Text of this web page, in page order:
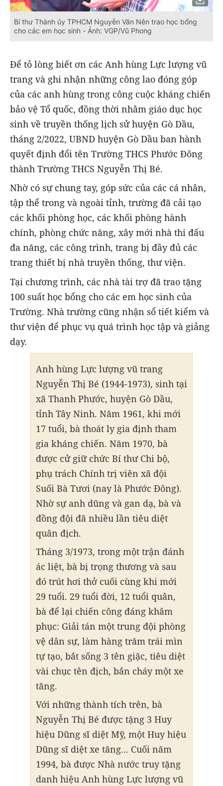
Bí thư Thành ủy TPHCM Nguyễn Văn Nên trao học bổng
cho các em học sinh - Ảnh: VGP/Vũ Phong
Để tỏ lòng biết ơn các Anh hùng Lực lượng vũ
trang và ghi nhận những công lao đóng góp
của các anh hùng trong công cuộc kháng chiến
bảo vệ Tổ quốc, đồng thời nhằm giáo dục học
sinh về truyền thống lịch sử huyện Gò Dầu,
tháng 2/2022, UBND huyện Gò Dầu ban hành
quyết định đổi tên Trường THCS Phước Đông
thành Trường THCS Nguyễn Thị Bé.
Nhờ có sự chung tay, góp sức của các cá nhân,
tập thể trong và ngoài tỉnh, trường đã cải tạo
các khối phòng học, các khối phòng hành
chính, phòng chức năng, xây mới nhà thi đấu
đa năng, các công trình, trang bị đầy đủ các
trang thiết bị nhà truyền thống, thư viện.
Tại chương trình, các nhà tài trợ đã trao tặng
100 suất học bổng cho các em học sinh của
Trường. Nhà trường cũng nhận sổ tiết kiểm và
thư viện để phục vụ quá trình học tập và giảng
dạy.
Anh hùng Lực lượng vũ trang
Nguyễn Thị Bé (1944-1973), sinh tại
xã Thanh Phước, huyện Gò Dầu,
tỉnh Tây Ninh. Năm 1961, khi mới
17 tuổi, bà thoát ly gia định tham
gia kháng chiến. Năm 1970, bà
được cử giữ chức Bí thư Chi bộ,
phụ trách Chính trị viên xã đội
Suối Bà Tươi (nay là Phước Đông).
Nhờ sự anh dũng và gan dạ, bà và
đồng đội đã nhiều lần tiêu diệt
quân địch.
Tháng 3/1973, trong một trận đánh
ác liệt, bà bị trọng thương và sau
đó trút hơi thở cuối cùng khi mới
29 tuổi. 29 tuổi đời, 12 tuổi quân,
bà để lại chiến công đáng khâm
phục: Giải tán một trung đội phòng
vệ dân sự, làm hàng trăm trái mìn
tự tạo, bắt sống 3 tên giặc, tiêu diệt
vài chục tên địch, bắn cháy một xe
tăng.
Với những thành tích trên, bà
Nguyễn Thị Bé được tặng 3 Huy
hiệu Dũng sĩ diệt Mỹ, một Huy hiệu
Dũng sĩ diệt xe tăng... Cuối năm
1994, bà được Nhà nước truy tặng
danh hiệu Anh hùng Lực lượng vũ